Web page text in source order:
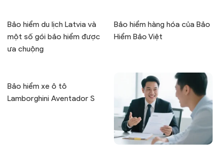
Bảo hiểm du lịch Latvia và
một số gói bảo hiểm được
ưa chuộng
Bảo hiểm hàng hóa của Bảo
Hiểm Bảo Việt
Bảo hiểm xe ô tô
Lamborghini Aventador S